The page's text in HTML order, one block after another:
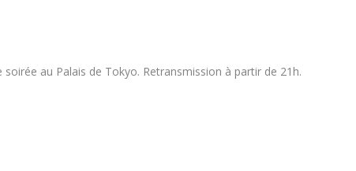
au Palais de Tokyo. Retransmission à partir de 21h.